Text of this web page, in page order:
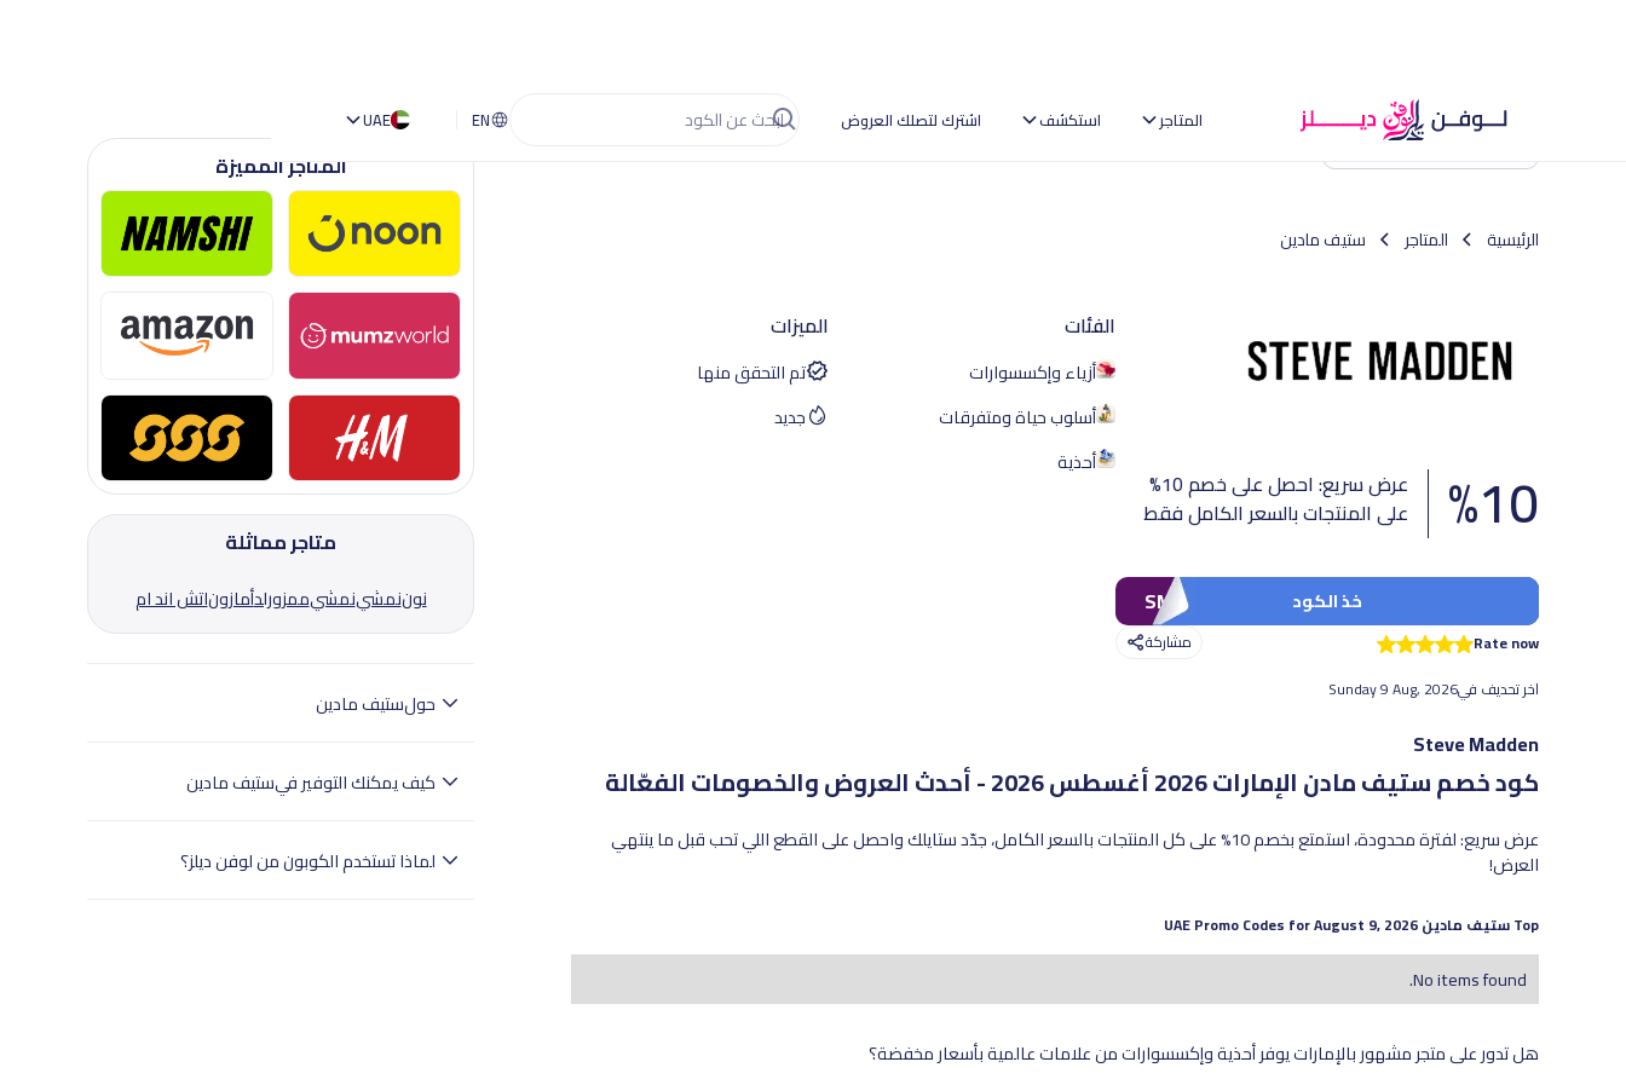
المتاجر استكشف اشترك لتصلك العروض EN
UAE
العودة إلى الصفحة الرئيسية
الرئيسية المتاجر ستيف مادين
10
%
عرض سريع: احصل على خصم 10%
على المنتجات بالسعر الكامل فقط
SMPR01 خذ الكود
Rate now
مشاركة
اخر تحديف فيSunday 9 Aug, 2026
الفئات
أزياء وإكسسوارات
أسلوب حياة ومتفرقات
أحذية
الميزات
تم التحقق منها
جديد
Steve Madden
كود خصم ستيف مادن الإمارات 2026 أغسطس 2026 - أحدث العروض والخصومات الفعّالة
عرض سريع: لفترة محدودة، استمتع بخصم 10% على كل المنتجات بالسعر الكامل، جدّد ستايلك واحصل على القطع اللي تحب قبل ما ينتهي
العرض!
Topستيف مادينAugust 9, 2026
No items found.
هل تدور على متجر مشهور بالإمارات يوفر أحذية وإكسسوارات من علامات عالمية بأسعار مخفضة؟
المتاجر المميزة
متاجر مماثلة
نوننمشينمشيممزورلدأمازوناتش اند ام
حولستيف مادين
والنساء.كيف يمكنك التوفير فيستيف مادين
الأحذية، الشنط، والإكسسوارات للرجال والنساء. من
الكعب العالي الأنيق والسنيكرز العصرية إلى الشنط
لماذا تستخدم الكوبون من لوفن ديلز؟